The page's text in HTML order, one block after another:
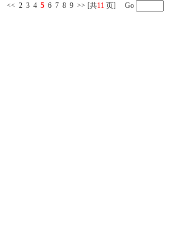
<< 2 3 4 5 6 7 8 9 >> [共11 页] Go